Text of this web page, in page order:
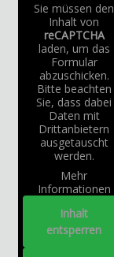
Sie müssen den
Inhalt von
reCAPTCHA
laden, um das
Formular
abzuschicken.
Bitte beachten
Sie, dass dabei
Daten mit
Drittanbietern
ausgetauscht
werden.
Mehr
Informationen
Inhalt
entsperren